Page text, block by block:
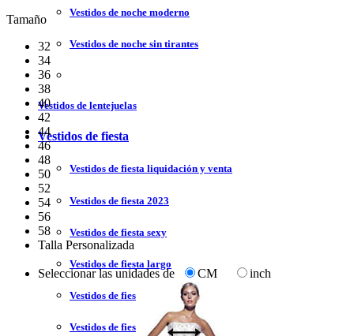
Vestidos de noche moderno
Vestidos de noche sin tirantes
Vestidos de lentejuelas
Vestidos de fiesta
Vestidos de fiesta liquidación y venta
Vestidos de fiesta 2023
Vestidos de fiesta sexy
Vestidos de fiesta largo
Vestidos de fiesta corto
Vestidos de fiesta corte princesa
Tamaño
32
34
36
38
40
42
44
46
48
50
52
54
56
58
Talla Personalizada
Seleccionar las unidades de CM inch